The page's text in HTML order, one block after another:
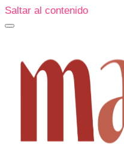
Saltar al contenido